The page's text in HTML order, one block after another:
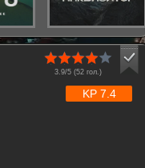
3.9/5 (52 гол.)
KP 7.4